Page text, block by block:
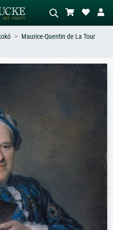
Maurice-Quentin de La Tour